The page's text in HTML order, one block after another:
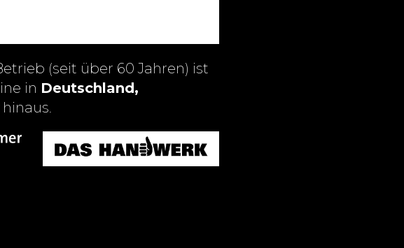
(seit über 60 Jahren) ist
in Deutschland,